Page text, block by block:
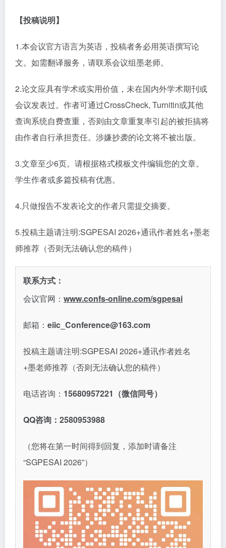
【投稿说明】
1.本会议官方语言为英语，投稿者务必用英语撰写论
文。如需翻译服务，请联系会议组墨老师。
2.论文应具有学术或实用价值，未在国内外学术期刊或
会议发表过。作者可通过CrossCheck, Turnitin或其他
查询系统自费查重，否则由文章重复率引起的被拒搞将
由作者自行承担责任。涉嫌抄袭的论文将不被出版。
3.文章至少6页。请根据格式模板文件编辑您的文章。
学生作者或多篇投稿有优惠。
4.只做报告不发表论文的作者只需提交摘要。
5.投稿主题请注明:SGPESAI 2026+通讯作者姓名+墨老
师推荐（否则无法确认您的稿件）
联系方式：
会议官网： www.confs-online.com/sgpesai
邮箱： eiic_Conference@163.com
投稿主题请注明:SGPESAI 2026+通讯作者姓名
+墨老师推荐（否则无法确认您的稿件）
电话咨询： 15680957221（微信同号）
QQ咨询：2580953988
（您将在第一时间得到回复，添加时请备注
“SGPESAI 2026”）